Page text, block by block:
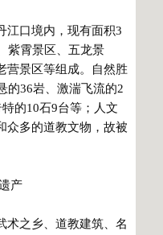
口境内，现有面积3
紫霄景区、五龙景
营景区等组成。自然胜
的36岩、激湍飞流的2
的10石9台等；人文
众多的道教文物，故被
产
之乡、道教建筑、名